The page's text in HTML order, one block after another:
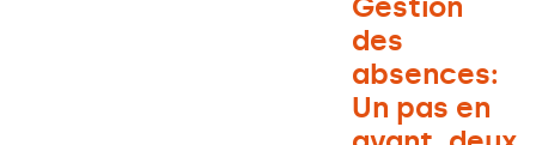
des
absences:
Un pas en